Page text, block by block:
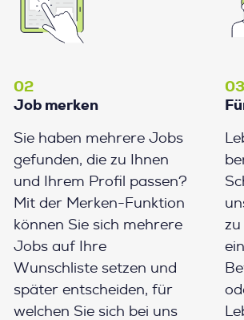
02
Job merken
Sie haben mehrere Jobs
gefunden, die zu Ihnen
und Ihrem Profil passen?
Mit der Merken-Funktion
können Sie sich mehrere
Jobs auf Ihre
Wunschliste setzen und
später entscheiden, für
welchen Sie sich bei uns
03
zu